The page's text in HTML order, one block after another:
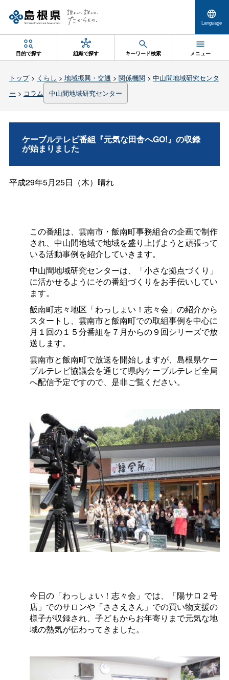
Language
目的で探す 組織で探す キーワード検索 メニュー
トップ> くらし > 地域振興・交通 > 関係機関> 中山間地域研究センタ
ー > コラム 中山間地域研究センター
ケーブルテレビ番組『元気な田舎へGO!』の収録
が始まりました
平成29年5月25日（木）晴れ
この番組は、雲南市・飯南町事務組合の企画で制作
され、中山間地域で地域を盛り上げようと頑張って
いる活動事例を紹介していきます。
中山間地域研究センターは、「小さな拠点づくり」
に活かせるようにその番組づくりをお手伝いしてい
ます。
飯南町志々地区「わっしょい！志々会」の紹介から
スタートし、雲南市と飯南町での取組事例を中心に
月１回の１５分番組を７月からの９回シリーズで放
送します。
雲南市と飯南町で放送を開始しますが、島根県ケー
ブルテレビ協議会を通じて県内ケーブルテレビ全局
へ配信予定ですので、是非ご覧ください。
今日の「わっしょい！志々会」では、「陽サロ２号
店」でのサロンや「ささえさん」での買い物支援の
様子が収録され、子どもからお年寄りまで元気な地
域の熱気が伝わってきました。